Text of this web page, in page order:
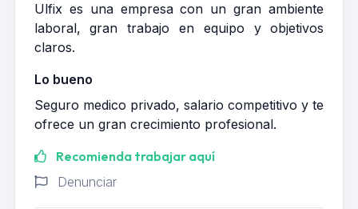
Ulfix es una empresa con un gran ambiente
laboral, gran trabajo en equipo y objetivos
claros.
Lo bueno
Seguro medico privado, salario competitivo y te
ofrece un gran crecimiento profesional.
Recomienda trabajar aquí
Denunciar